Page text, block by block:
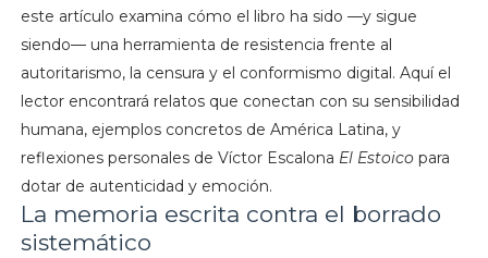
este artículo examina cómo el libro ha sido —y sigue
siendo— una herramienta de resistencia frente al
autoritarismo, la censura y el conformismo digital. Aquí el
lector encontrará relatos que conectan con su sensibilidad
humana, ejemplos concretos de América Latina, y
reflexiones personales de Víctor Escalona El Estoicopara
dotar de autenticidad y emoción.
La memoria escrita contra el borrado
sistemático